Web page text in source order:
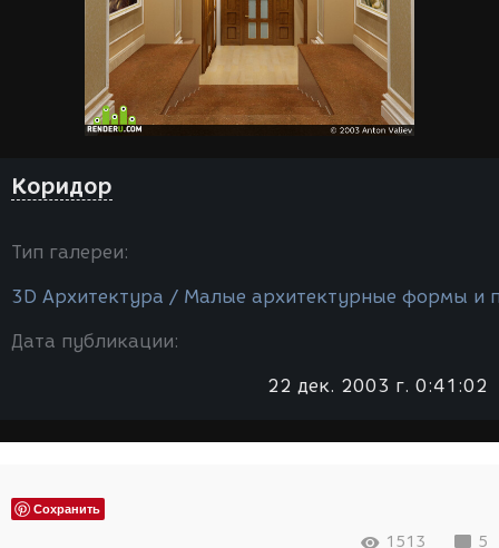
Коридор
Тип галереи:
3D Архитектура / Малые архитектурные формы и
Дата публикации:
22 дек. 2003 г. 0:41:02
Сохранить
1513 5